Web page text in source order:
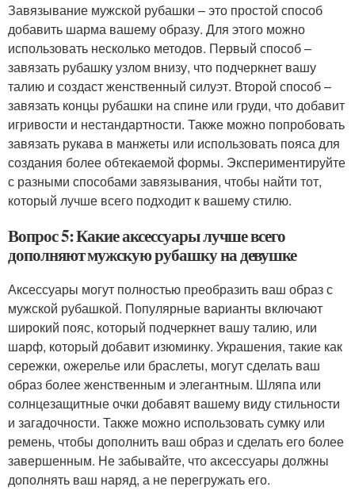
Завязывание мужской рубашки – это простой способ
добавить шарма вашему образу. Для этого можно
использовать несколько методов. Первый способ –
завязать рубашку узлом внизу, что подчеркнет вашу
талию и создаст женственный силуэт. Второй способ –
завязать концы рубашки на спине или груди, что добавит
игривости и нестандартности. Также можно попробовать
завязать рукава в манжеты или использовать пояса для
создания более обтекаемой формы. Экспериментируйте
с разными способами завязывания, чтобы найти тот,
который лучше всего подходит к вашему стилю.
Вопрос 5: Какие аксессуары лучше всего
дополняют мужскую рубашку на девушке
Аксессуары могут полностью преобразить ваш образ с
мужской рубашкой. Популярные варианты включают
широкий пояс, который подчеркнет вашу талию, или
шарф, который добавит изюминку. Украшения, такие как
сережки, ожерелье или браслеты, могут сделать ваш
образ более женственным и элегантным. Шляпа или
солнцезащитные очки добавят вашему виду стильности
и загадочности. Также можно использовать сумку или
ремень, чтобы дополнить ваш образ и сделать его более
завершенным. Не забывайте, что аксессуары должны
дополнять ваш наряд, а не перегружать его.